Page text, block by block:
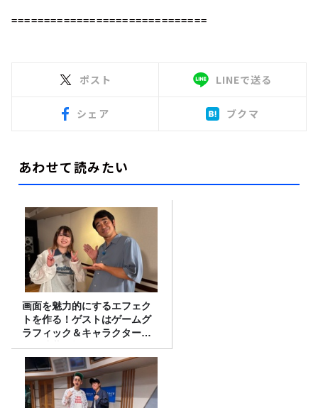
==============================
ポスト LINEで送る
シェア ブクマ
あわせて読みたい
画面を魅力的にするエフェク
トを作る！ゲストはゲームグ
ラフィック＆キャラクター専
攻の遠藤里桜さん！